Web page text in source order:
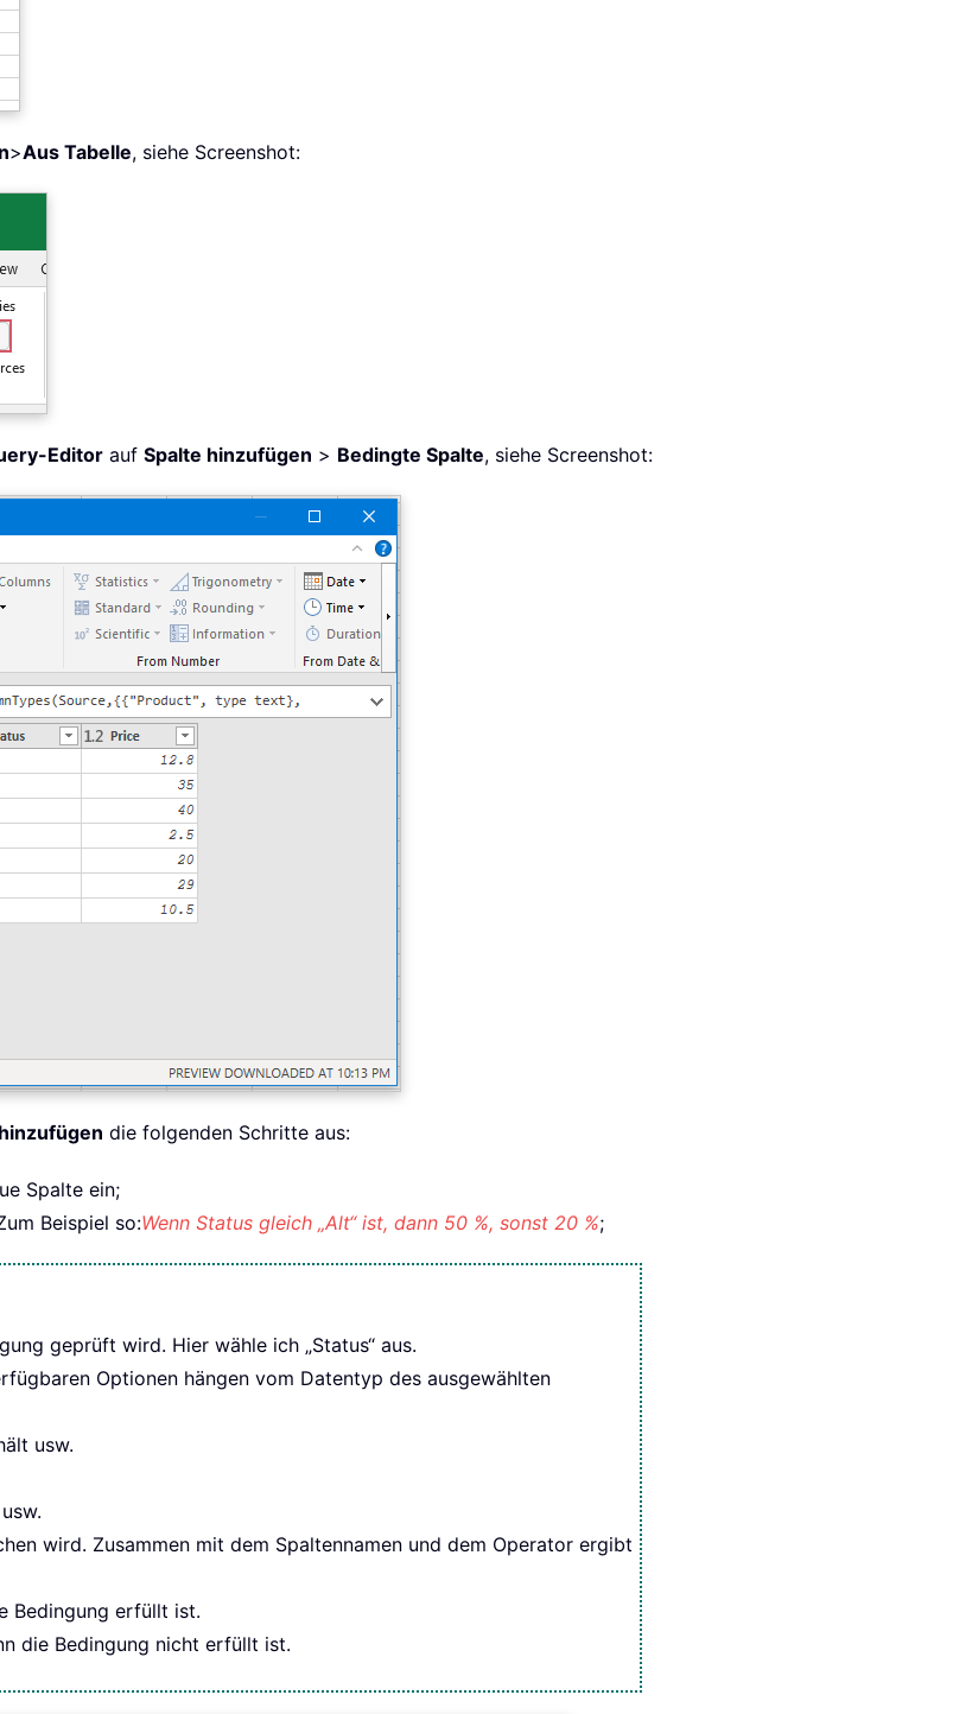
>Aus Tabelle, siehe Screenshot:
Editor auf Spalte hinzufügen > Bedingte Spalte, siehe Screenshot:
die folgenden Schritte aus:
Spalte ein;
Beispiel so:Wenn Status gleich „Alt“ ist, dann 50 %, sonst 20 %;
geprüft wird. Hier wähle ich „Status“ aus.
Optionen hängen vom Datentyp des ausgewählten
usw.
wird. Zusammen mit dem Spaltennamen und dem Operator ergibt
Bedingung erfüllt ist.
die Bedingung nicht erfüllt ist.